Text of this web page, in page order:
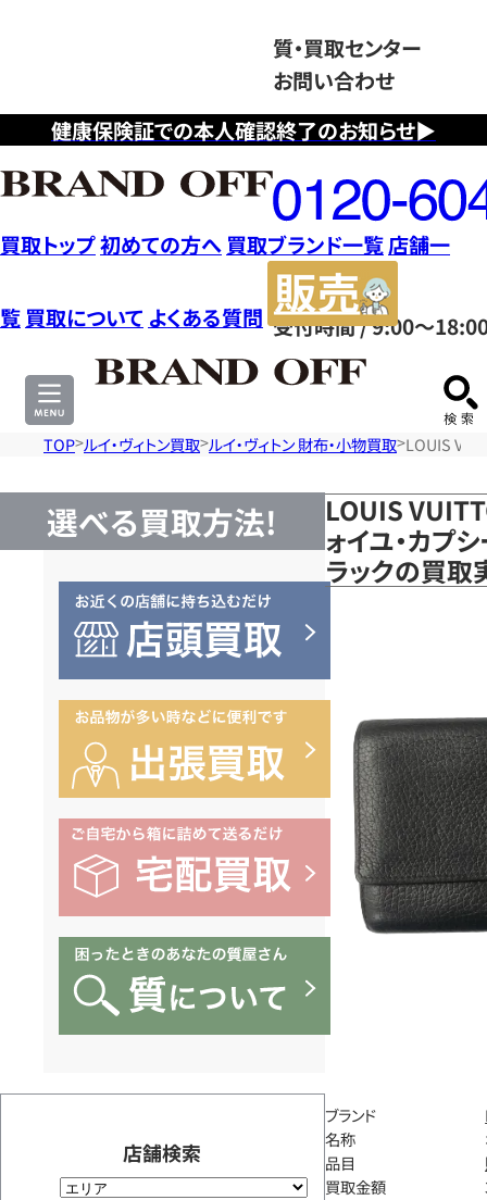
健康保険証での本人確認終了のお知らせ▶
質・買取センター
お問い合わせ
フ
リ
ー
ダ
イ
ヤ
ル
0120604117
受付時間 / 9:00～
買取トップ初めての方へ 買取ブランド一覧店舗一
覧 買取について よくある質問
サ
TOP ルイ・ヴィトン買取 ルイ・ヴィトン 財布・小物買取 LOUIS
選べる買取方法!
店舗検索
LOUIS
ォイユ・カプ
ラックの買取
ブランド
名称
品目
買取金額